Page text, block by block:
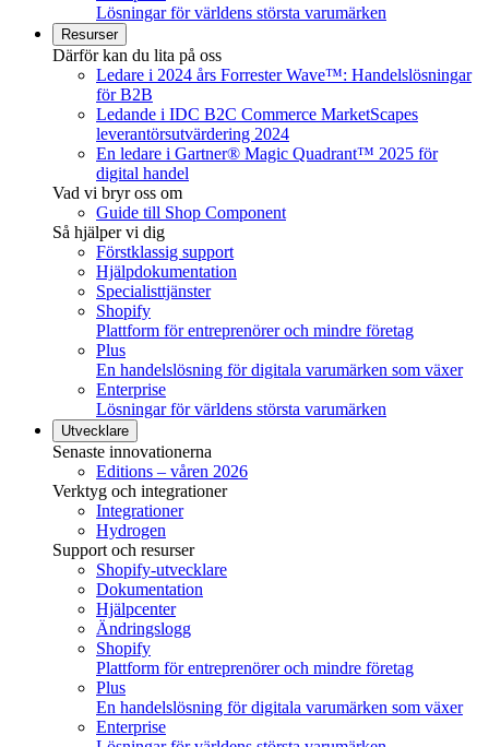
Lösningar för världens största varumärken
Resurser
Därför kan du lita på oss
Ledare i 2024 års Forrester Wave™: Handelslösningar
för B2B
Ledande i IDC B2C Commerce MarketScapes
leverantörsutvärdering 2024
En ledare i Gartner® Magic Quadrant™ 2025 för
digital handel
Vad vi bryr oss om
Guide till Shop Component
Så hjälper vi dig
Förstklassig support
Hjälpdokumentation
Specialisttjänster
Shopify
Plattform för entreprenörer och mindre företag
Plus
En handelslösning för digitala varumärken som växer
Enterprise
Lösningar för världens största varumärken
Utvecklare
Senaste innovationerna
Editions – våren 2026
Verktyg och integrationer
Integrationer
Hydrogen
Support och resurser
Shopify-utvecklare
Dokumentation
Hjälpcenter
Ändringslogg
Shopify
Plattform för entreprenörer och mindre företag
Plus
En handelslösning för digitala varumärken som växer
Enterprise